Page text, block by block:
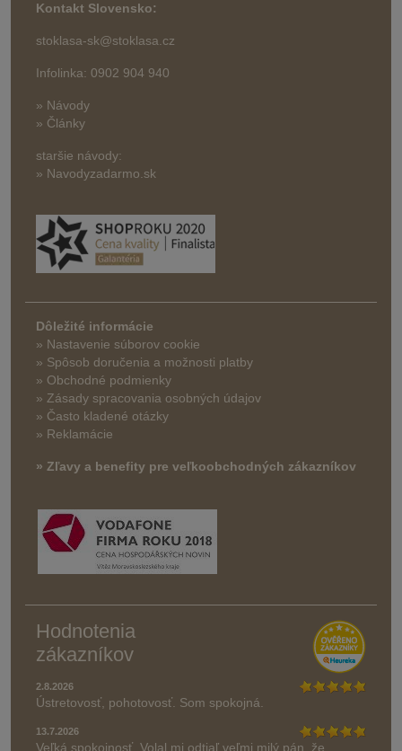
Kontakt Slovensko:
stoklasa-sk@stoklasa.cz
Infolinka: 0902 904 940
» Návody
» Články
staršie návody:
» Navodyzadarmo.sk
Dôležité informácie
» Nastavenie súborov cookie
» Spôsob doručenia a možnosti platby
» Obchodné podmienky
» Zásady spracovania osobných údajov
» Často kladené otázky
» Reklamácie
» Zľavy a benefity pre veľkoobchodných zákazníkov
Hodnotenia
zákazníkov
2.8.2026
Ústretovosť, pohotovosť. Som spokojná.
13.7.2026
Veľká spokojnosť. Volal mi odtiaľ veľmi milý pán, že